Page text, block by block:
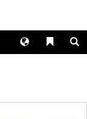
Liens
Langues